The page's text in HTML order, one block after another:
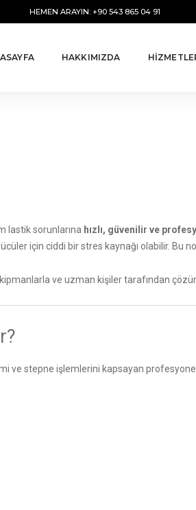
HEMEN ARAYIN: +90 543 865 04 91
HAKKIMIZDA
lastik sorunlarına hızlı, güvenilir ve
için ciddi bir stres kaynağı olabilir.
ve uzman kişiler tarafından
ve stepne işlemlerini kapsayan